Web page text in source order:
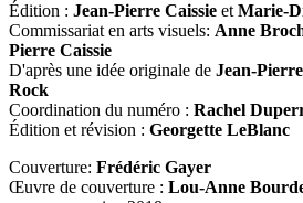
Édition : Jean-Pierre Caissie et Marie-
Commissariat en arts visuels: Anne
Pierre Caissie
D'après une idée originale de Jean-
Rock
Coordination du numéro : Rachel
Édition et révision : Georgette LeBlanc
Couverture: Frédéric Gayer
Œuvre de couverture : Lou-Anne